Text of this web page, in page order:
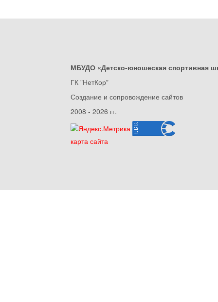
МБУДО «Детско-юношеская спортивная
ГК "НетКор"
Создание и сопровождение сайтов
2008 - 2026 гг.
карта сайта